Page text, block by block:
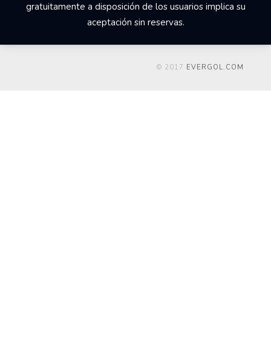
gratuitamente a disposición de los usuarios implica su
aceptación sin reservas.
© 2017 EVERGOL.COM